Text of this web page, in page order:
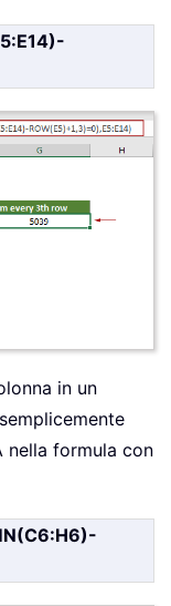
in un
nella formula con